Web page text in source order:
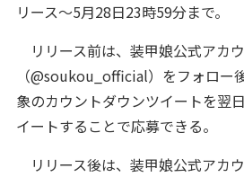
リース～5月28日23時59分まで。
リリース前は、装甲娘公式アカ
（@soukou_official）をフォロー
象のカウントダウンツイートを翌
イートすることで応募できる。
リリース後は、装甲娘公式アカ